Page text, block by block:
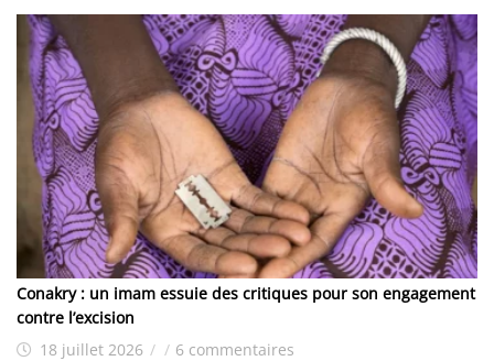
Conakry : un imam essuie des critiques pour son engagement
contre l’excision
18 juillet 2026 / / 6 commentaires